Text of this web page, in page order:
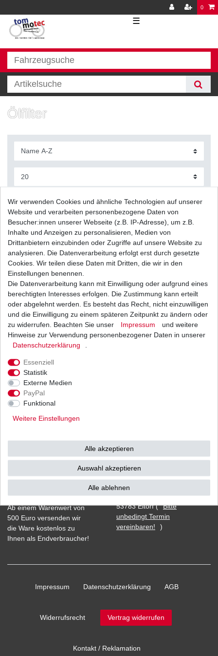
0
☰
Ölfilter
Ölfilter Hiflo HF198 HF 198 Polaris, Victory
UVP 11,51 € 9,40 € *
1 Stück
Ölfilter Hiflo Polaris Sportsman 600 700 2002 -
UVP 11,02 €
Ab einem Warenwert von
500 Euro versenden wir
die Ware kostenlos zu
Ihnen als Endverbraucher!
Vorkasse
Barzahlung bei Abholung in
53783 Eitorf (
Bitte
unbedingt Termin
vereinbaren!
)
Impressum Daten­schutz­erklärung AGB
Widerrufs­recht Vertrag widerrufen
Kontakt / Reklamation
Wir verwenden Cookies und ähnliche Technologien auf unserer
Website und verarbeiten personenbezogene Daten von
Besucher:innen unserer Webseite (z.B. IP-Adresse), um z.B.
Inhalte und Anzeigen zu personalisieren, Medien von
Drittanbietern einzubinden oder Zugriffe auf unsere Website zu
analysieren. Die Datenverarbeitung erfolgt erst durch gesetzte
Cookies. Wir teilen diese Daten mit Dritten, die wir in den
Einstellungen benennen.
Die Datenverarbeitung kann mit Einwilligung oder aufgrund eines
berechtigten Interesses erfolgen. Die Zustimmung kann erteilt
oder abgelehnt werden. Es besteht das Recht, nicht einzuwilligen
und die Einwilligung zu einem späteren Zeitpunkt zu ändern oder
zu widerrufen. Beachten Sie unser
Impressum
und weitere
Hinweise zur Verwendung personenbezogener Daten in unserer
Daten­schutz­erklärung
Essenziell
Statistik
Externe Medien
PayPal
Funktional
Weitere Einstellungen
Alle akzeptieren
Auswahl akzeptieren
Alle ablehnen